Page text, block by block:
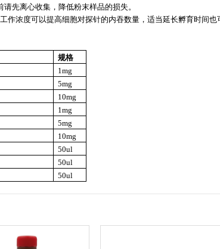
先离心收集，降低粉末样品的损失。
浓度可以提高细胞对探针的内吞数量，适当延长孵育时间也
规格
1mg
5mg
10mg
1mg
5mg
10mg
50ul
50ul
50ul